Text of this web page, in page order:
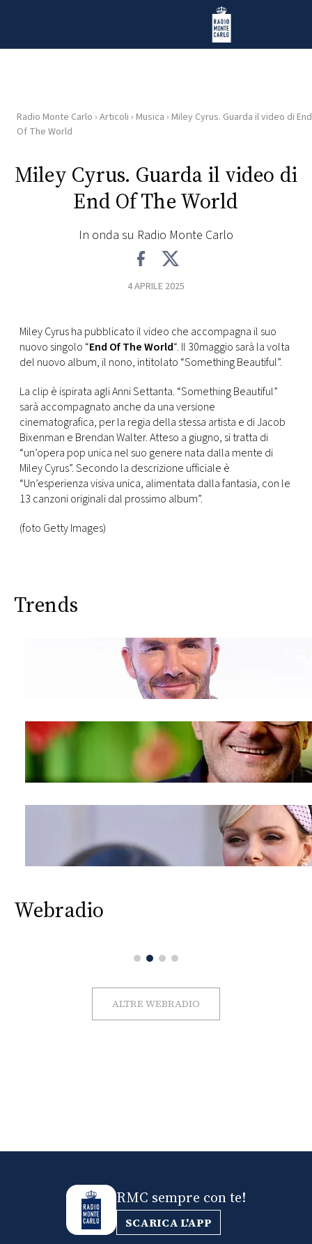
Radio Monte Carlo
HOME
RADIO
FOTO
CONCORSI
EVENTI
VIDEO
TV
RMC
Radio Monte Carlo › Articoli › Musica › Miley Cyrus. Guarda il video di End
Of The World
Miley Cyrus. Guarda il video di
End Of The World
In onda su Radio Monte Carlo
4 APRILE 2025
Miley Cyrus ha pubblicato il video che accompagna il suo
nuovo singolo “End Of The World“. Il 30maggio sarà la volta
del nuovo album, il nono, intitolato “Something Beautiful”.
La clip è ispirata agli Anni Settanta. “Something Beautiful”
sarà accompagnato anche da una versione
cinematografica, per la regia della stessa artista e di Jacob
Bixenman e Brendan Walter. Atteso a giugno, si tratta di
“un’opera pop unica nel suo genere nata dalla mente di
Miley Cyrus”. Secondo la descrizione ufficiale è
“Un’esperienza visiva unica, alimentata dalla fantasia, con le
13 canzoni originali dal prossimo album”.
(foto Getty Images)
Trends
Webradio
ALTRE WEBRADIO
RMC sempre con te!
SCARICA L'APP